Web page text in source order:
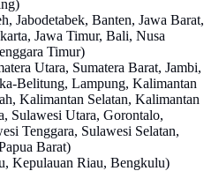
Jabodetabek, Banten, Jawa Barat,
Jawa Timur, Bali, Nusa
Timur)
Utara, Sumatera Barat, Jambi,
Belitung, Lampung, Kalimantan
Kalimantan Selatan, Kalimantan
Sulawesi Utara, Gorontalo,
Tenggara, Sulawesi Selatan,
Barat)
Kepulauan Riau, Bengkulu)